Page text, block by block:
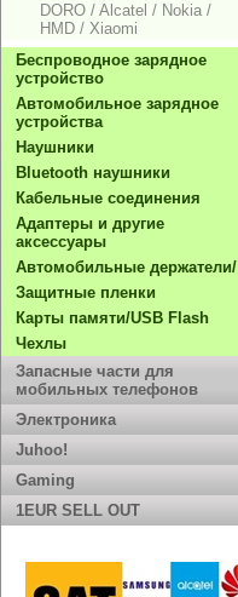
DORO / Alcatel / Nokia /
HMD / Xiaomi
Беспроводное зарядное
устройство
Автомобильное зарядное
устройства
Hаушники
Bluetooth наушники
Кабельные соединения
Адаптеры и другие
аксессуары
Автомобильные держатели/
Защитные пленки
Карты памяти/USB Flash
Чехлы
Запасные части для
мобильных телефонов
Электроника
Juhoo!
Gaming
1EUR SELL OUT